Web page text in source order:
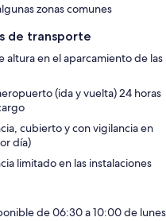
zonas comunes
de transporte
altura en el aparcamiento de las
(ida y vuelta) 24 horas
cubierto y con vigilancia en
día)
limitado en las instalaciones
de 06:30 a 10:00 de lunes